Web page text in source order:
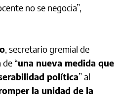
no se negocia”,
, secretario gremial de
“una nueva medida que
política” al
la unidad de la